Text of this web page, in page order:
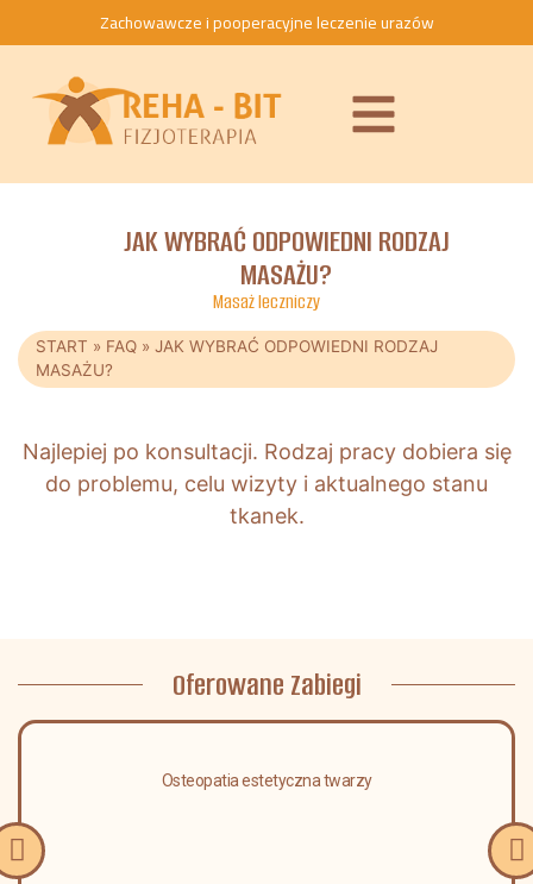
Zachowawcze i pooperacyjne leczenie urazów
JAK WYBRAĆ ODPOWIEDNI RODZAJ
MASAŻU?
Masaż leczniczy
START » FAQ » JAK WYBRAĆ ODPOWIEDNI RODZAJ
MASAŻU?
Najlepiej po konsultacji. Rodzaj pracy dobiera się
do problemu, celu wizyty i aktualnego stanu
tkanek.
Oferowane Zabiegi
Osteopatia estetyczna twarzy